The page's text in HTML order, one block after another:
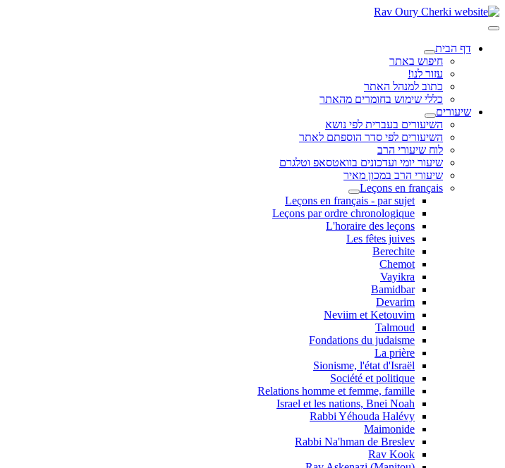
דף הבית
חיפוש באתר
עזור לנו!
כתוב למנהל האתר
כללי שימוש בחומרים מהאתר
שיעורים
השיעורים בעברית לפי נושא
השיעורים לפי סדר הוספתם לאתר
לוח שיעורי הרב
שיעור יומי ועדכונים בוואטסאפ וטלגרם
שיעורי הרב במכון מאיר
Leçons en français
Leçons en français - par sujet
Leçons par ordre chronologique
L'horaire des leçons
Les fêtes juives
Berechite
Chemot
Vayikra
Bamidbar
Devarim
Neviim et Ketouvim
Talmoud
Fondations du judaisme
La prière
Sionisme, l'état d'Israël
Société et politique
Relations homme et femme, famille
Israel et les nations, Bnei Noah
Rabbi Yéhouda Halévy
Maimonide
Rabbi Na'hman de Breslev
Rav Kook